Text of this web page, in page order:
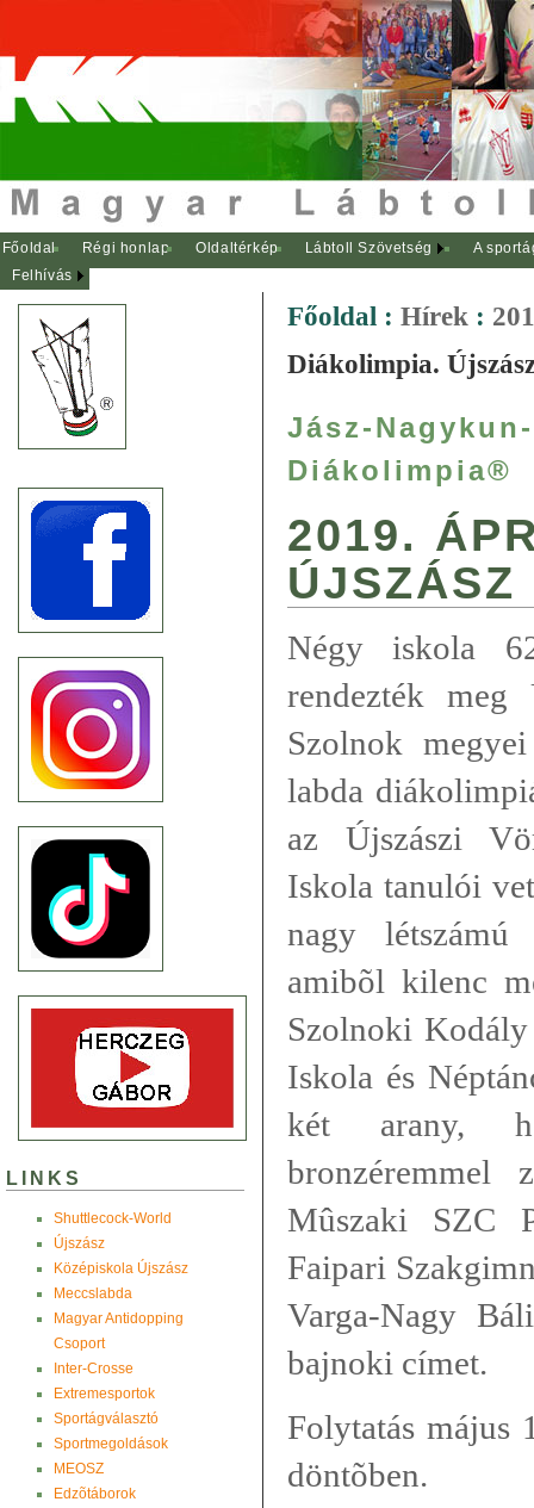
Főoldal Régi honlap Oldaltérkép Lábtoll Szövetség
A
Felhívás
LINKS
Shuttlecock-World
Újszász
Középiskola Újszász
Meccslabda
Magyar Antidopping
Csoport
Inter-Crosse
Extremesportok
Sportágválasztó
Sportmegoldások
MEOSZ
Edzõtáborok
Főoldal : Hírek :
Diákolimpia.
Jász-
Diákolimpia®
2019.
ÚJSZÁSZ
Négy iskola
rendezték meg
Szolnok
labda
az Újszászi
Iskola tanulói
nagy
amibõl kilenc
Szolnoki
Iskola és
két arany,
Mûszaki SZC
Faipari
Varga-Nagy
bajnoki címet.
Folytatás május
döntõben.